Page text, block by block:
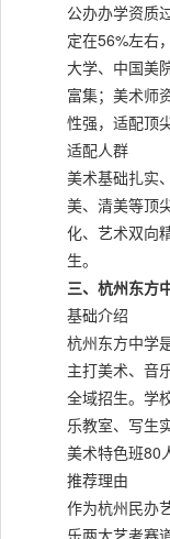
公办办学资质
定在56%左右
大学、中国美
富集；美术师
性强，适配顶
适配人群
美术基础扎实
美、清美等顶
化、艺术双向
生。
三、杭州东方
基础介绍
杭州东方中学
主打美术、音
全域招生。学
乐教室、写生
美术特色班80
推荐理由
作为杭州民办
乐两大艺考赛